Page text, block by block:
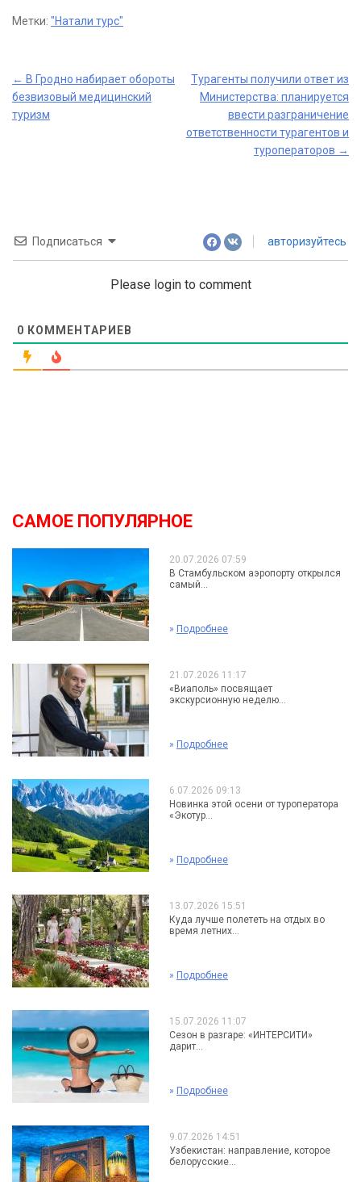
Метки: "Натали турс"
Post
navigation
← В Гродно набирает обороты
безвизовый медицинский
туризм
Турагенты получили ответ из
Министерства: планируется
ввести разграничение
ответственности турагентов и
туроператоров →
Подписаться авторизуйтесь
Please login to comment
0 КОММЕНТАРИЕВ
САМОЕ ПОПУЛЯРНОЕ
20.07.2026 07:59
В Стамбульском аэропорту открылся
самый...
» Подробнее
21.07.2026 11:17
«Виаполь» посвящает
экскурсионную неделю...
» Подробнее
6.07.2026 09:13
Новинка этой осени от туроператора
«Экотур...
» Подробнее
13.07.2026 15:51
Куда лучше полететь на отдых во
время летних...
» Подробнее
15.07.2026 11:07
Сезон в разгаре: «ИНТЕРСИТИ»
дарит...
» Подробнее
9.07.2026 14:51
Узбекистан: направление, которое
белорусские...